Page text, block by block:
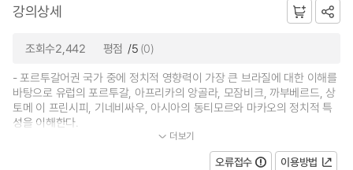
강의상세
조회수2,442 평점 /5 (0)
- 포르투갈어권 국가 중에 정치적 영향력이 가장 큰 브라질에 대한 이해를
바탕으로 유럽의 포르투갈, 아프리카의 앙골라, 모잠비크, 까부베르드, 상
토메 이 프린시피, 기네비싸우, 아시아의 동티모르와 마카오의 정치적 특
성을 이해한다.
더보기
오류접수 이용방법